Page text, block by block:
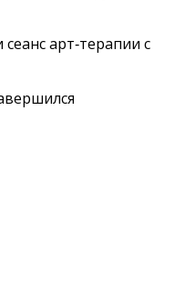
арт‑терапии с